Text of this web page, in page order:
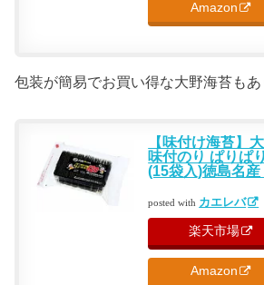
Amazon
包装が簡易でお買い得な大野海苔もあ
【味付け海苔】
味付のり ぱりぱ
(15袋入)徳島名産
posted with カエレバ
楽天市場
Amazon